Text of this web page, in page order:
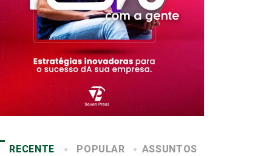
RECENTE POPULAR ASSUNTOS